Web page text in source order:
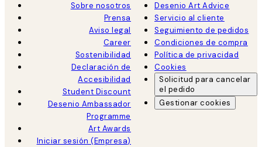
Sobre nosotros
Prensa
Aviso legal
Career
Sostenibilidad
Declaración de
Accesibilidad
Student Discount
Desenio Ambassador
Programme
Art Awards
Iniciar sesión (Empresa)
Desenio Art Advice
Servicio al cliente
Seguimiento de pedidos
Condiciones de compra
Política de privacidad
Cookies
Solicitud para cancelar
el pedido
Gestionar cookies